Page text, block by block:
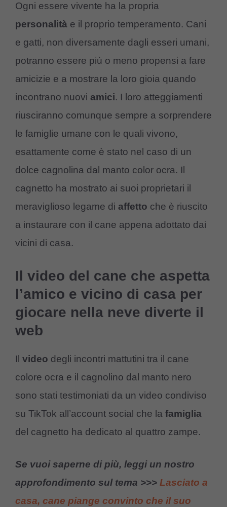
Ogni essere vivente ha la propria
personalità e il proprio temperamento. Cani
e gatti, non diversamente dagli esseri umani,
potranno essere più o meno propensi a fare
amicizie e a mostrare la loro gioia quando
incontrano nuovi amici. I loro atteggiamenti
riusciranno comunque sempre a sorprendere
le famiglie umane con le quali vivono,
esattamente come è stato nel caso di un
dolce cagnolina dal manto color ocra. Il
cagnetto ha mostrato ai suoi proprietari il
meraviglioso legame di affetto che è riuscito
a instaurare con il cane appena adottato dai
vicini di casa.
Il video del cane che aspetta
l’amico e vicino di casa per
giocare nella neve diverte il
web
Il video degli incontri mattutini tra il cane
colore ocra e il cagnolino dal manto nero
sono stati testimoniati da un video condiviso
su TikTok all’account social che la famiglia
del cagnetto ha dedicato al quattro zampe.
Se vuoi saperne di più, leggi un nostro
approfondimento sul tema >>> Lasciato a
casa, cane piange convinto che il suo